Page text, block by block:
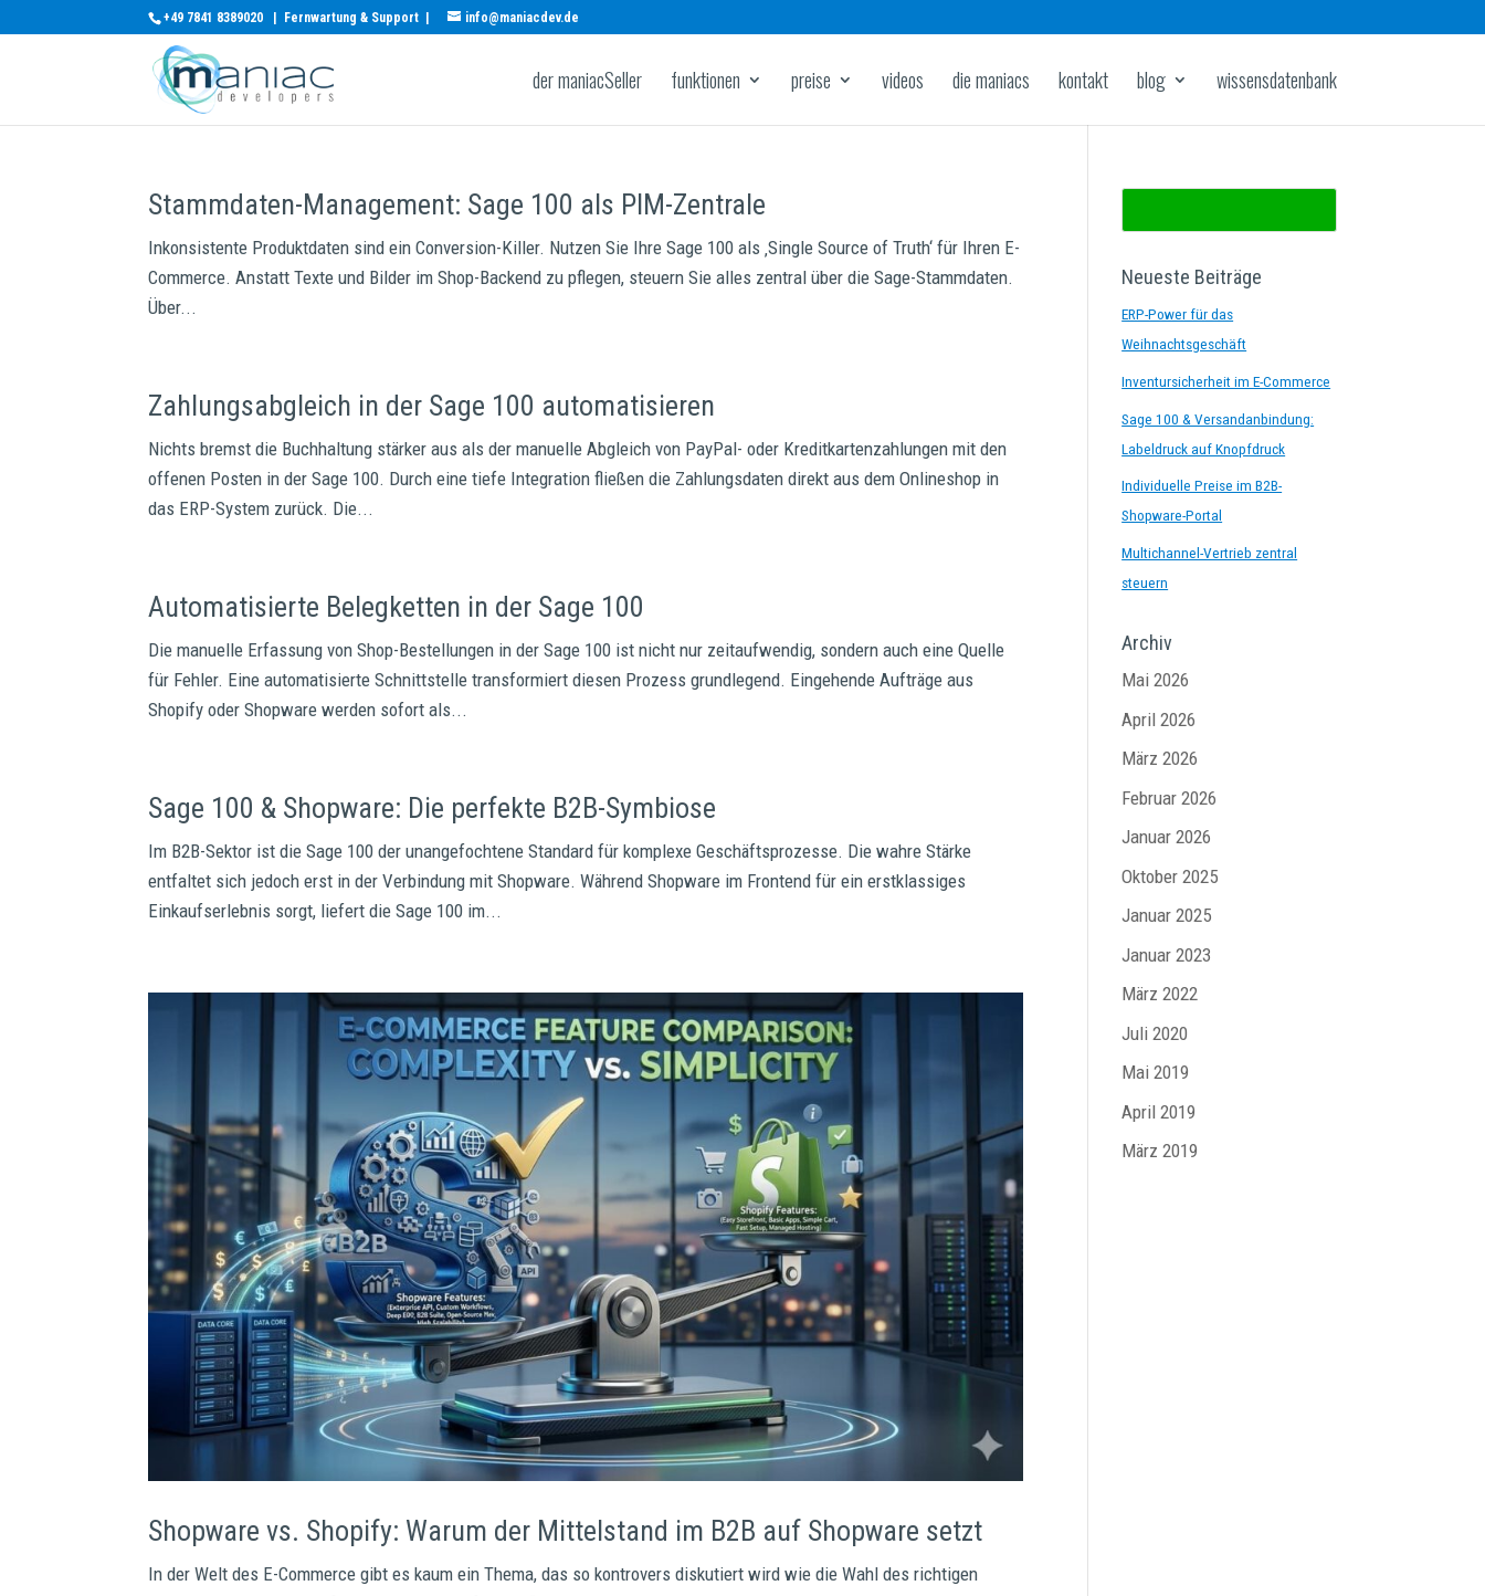
+49 7841 8389020 Fernwartung & Support info@maniacdev.de
der maniacSeller funktionen preise videos die maniacs kontakt blog wissensdatenbank
Stammdaten-Management: Sage 100 als PIM-Zentrale
Inkonsistente Produktdaten sind ein Conversion-Killer. Nutzen Sie Ihre Sage 100 als ‚Single Source of Truth‘ für Ihren E-
Commerce. Anstatt Texte und Bilder im Shop-Backend zu pflegen, steuern Sie alles zentral über die Sage-Stammdaten.
Über...
Zahlungsabgleich in der Sage 100 automatisieren
Nichts bremst die Buchhaltung stärker aus als der manuelle Abgleich von PayPal- oder Kreditkartenzahlungen mit den
offenen Posten in der Sage 100. Durch eine tiefe Integration fließen die Zahlungsdaten direkt aus dem Onlineshop in
das ERP-System zurück. Die...
Automatisierte Belegketten in der Sage 100
Die manuelle Erfassung von Shop-Bestellungen in der Sage 100 ist nicht nur zeitaufwendig, sondern auch eine Quelle
für Fehler. Eine automatisierte Schnittstelle transformiert diesen Prozess grundlegend. Eingehende Aufträge aus
Shopify oder Shopware werden sofort als...
Sage 100 & Shopware: Die perfekte B2B-Symbiose
Im B2B-Sektor ist die Sage 100 der unangefochtene Standard für komplexe Geschäftsprozesse. Die wahre Stärke
entfaltet sich jedoch erst in der Verbindung mit Shopware. Während Shopware im Frontend für ein erstklassiges
Einkaufserlebnis sorgt, liefert die Sage 100 im...
Shopware vs. Shopify: Warum der Mittelstand im B2B auf Shopware setzt
In der Welt des E-Commerce gibt es kaum ein Thema, das so kontrovers diskutiert wird wie die Wahl des richtigen
Neueste Beiträge
ERP-Power für das
Weihnachtsgeschäft
Inventursicherheit im E-Commerce
Sage 100 & Versandanbindung:
Labeldruck auf Knopfdruck
Individuelle Preise im B2B-
Shopware-Portal
Multichannel-Vertrieb zentral
steuern
Archiv
Mai 2026
April 2026
März 2026
Februar 2026
Januar 2026
Oktober 2025
Januar 2025
Januar 2023
März 2022
Juli 2020
Mai 2019
April 2019
März 2019